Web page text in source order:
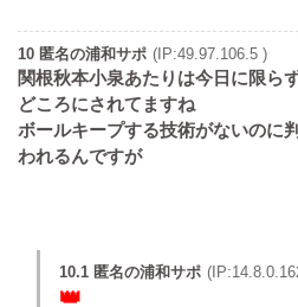
10 匿名の浦和サポ (IP:49.97.106.5 )
関根秋本小泉あたりは今日に限ら
どころにされてますね
ボールキープする技術がないのに
われるんですが
10.1 匿名の浦和サポ